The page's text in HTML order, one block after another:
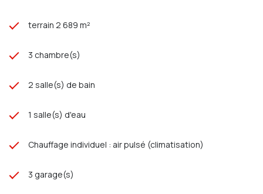
terrain 2 689 m²
3 chambre(s)
2 salle(s) de bain
1 salle(s) d'eau
Chauffage individuel : air pulsé (climatisation)
3 garage(s)